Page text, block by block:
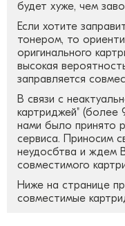
будет хуже, чем
Если хотите
тонером, то
оригинального
высокая
заправляется
В связи с
картриджей" (более
нами было принято
сервиса. Приносим
неудосбтва и ждем
совместимого
Ниже на странице
совместимые